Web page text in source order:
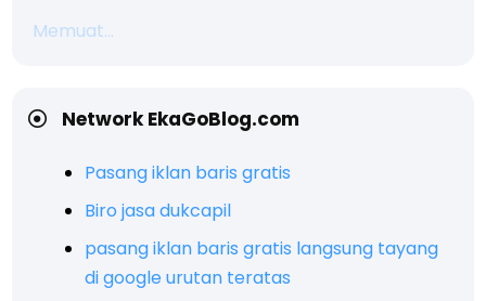
Memuat...
Network EkaGoBlog.com
Pasang iklan baris gratis
Biro jasa dukcapil
pasang iklan baris gratis langsung tayang
di google urutan teratas